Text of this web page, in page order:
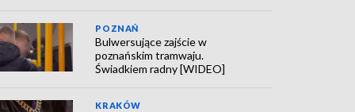
POZNAŃ
Bulwersujące zajście w
poznańskim tramwaju.
Świadkiem radny [WIDEO]
KRAKÓW